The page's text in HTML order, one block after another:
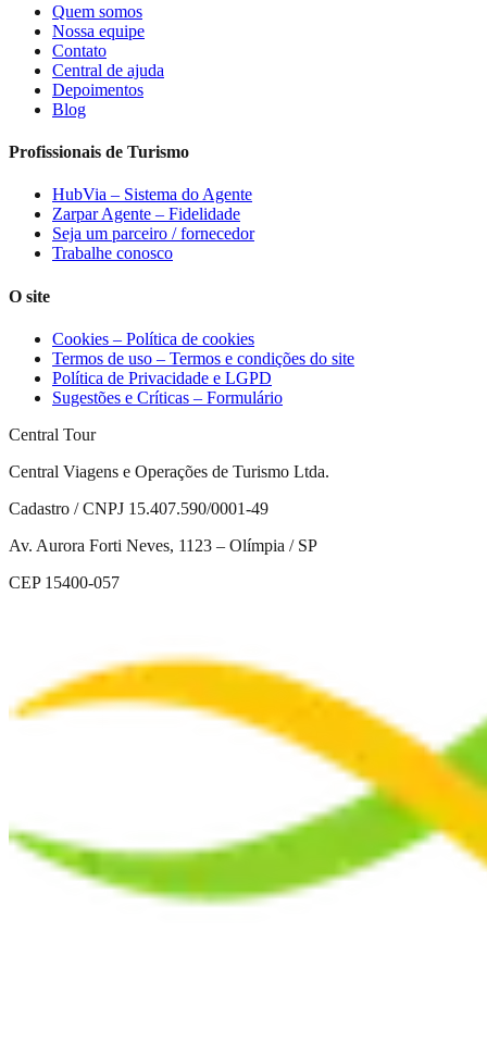
Quem somos
Nossa equipe
Contato
Central de ajuda
Depoimentos
Blog
Profissionais de Turismo
HubVia – Sistema do Agente
Zarpar Agente – Fidelidade
Seja um parceiro / fornecedor
Trabalhe conosco
O site
Cookies – Política de cookies
Termos de uso – Termos e condições do site
Política de Privacidade e LGPD
Sugestões e Críticas – Formulário
Central Tour
Central Viagens e Operações de Turismo Ltda.
Cadastro / CNPJ 15.407.590/0001-49
Av. Aurora Forti Neves, 1123 – Olímpia / SP
CEP 15400-057